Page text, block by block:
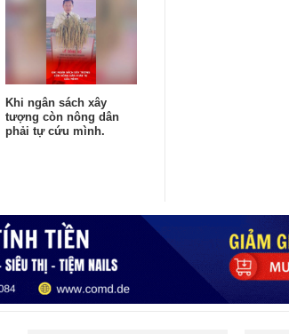
Khi ngân sách xây
tượng còn nông dân
phải tự cứu mình.